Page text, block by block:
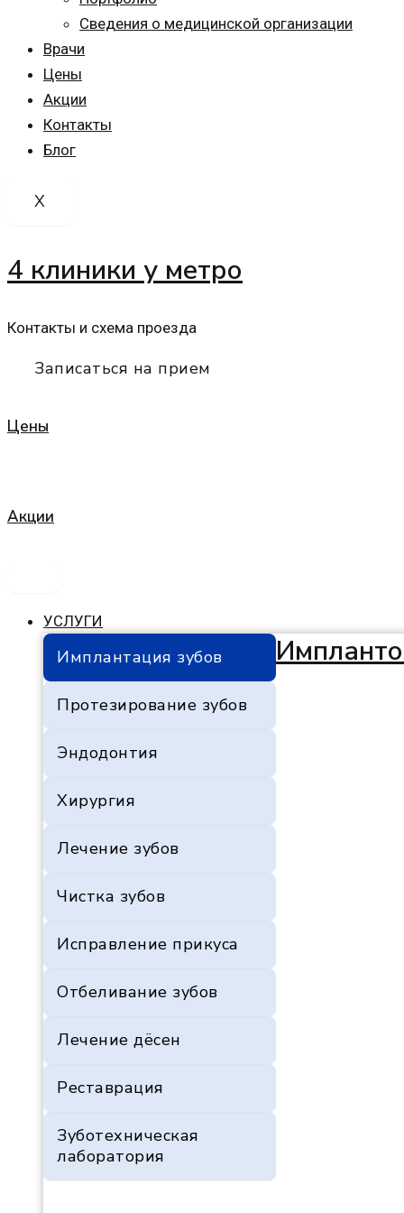
Сведения о медицинской организации
Врачи
Цены
Акции
Контакты
Блог
X
4 клиники у метро
Контакты и схема проезда
Записаться на прием
Цены
Акции
УСЛУГИ
Имплантация зубов
Протезирование зубов
Эндодонтия
Хирургия
Лечение зубов
Чистка зубов
Исправление прикуса
Отбеливание зубов
Лечение дёсен
Реставрация
Зуботехническая
лаборатория